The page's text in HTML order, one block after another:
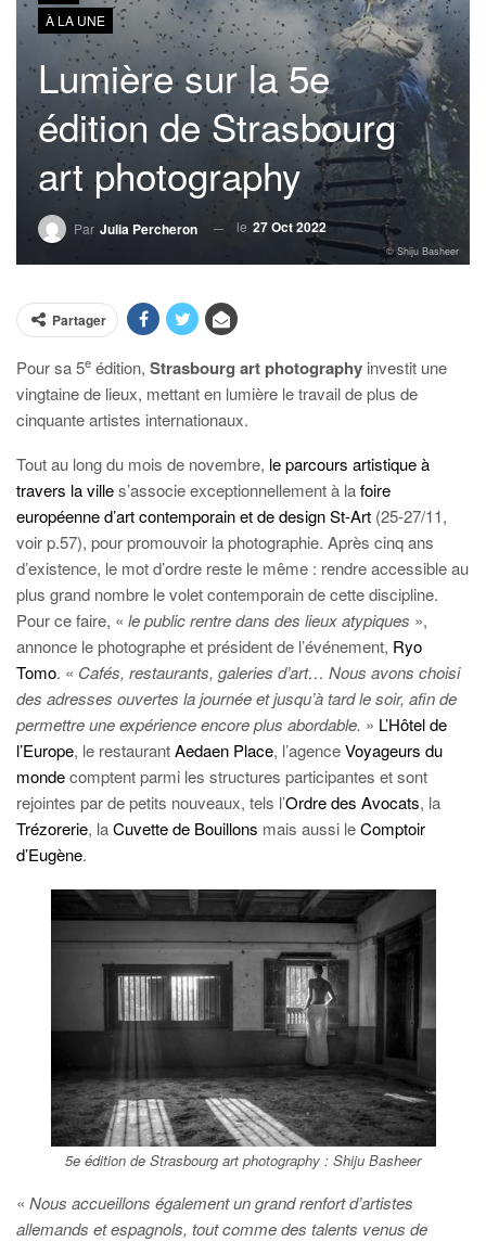
À LA UNE
Lumière sur la 5e
édition de Strasbourg
art photography
Par Julia Percheron le 27 Oct 2022
© Shiju Basheer
Partager
Pour sa 5e édition, Strasbourg art photography investit une
vingtaine de lieux, mettant en lumière le travail de plus de
cinquante artistes internationaux.
Tout au long du mois de novembre, le parcours artistique à
travers la villes’associe exceptionnellement à lafoire
européenne d’art contemporain et de design St-Art (25-27/11,
voir p.57), pour promouvoir la photographie. Après cinq ans
d’existence, le mot d’ordre reste le même : rendre accessible au
plus grand nombre le volet contemporain de cette discipline.
Pour ce faire, « le public rentre dans des lieux atypiques »,
annonce le photographe et président de l’événement, Ryo
Tomo. « Cafés, restaurants, galeries d’art… Nous avons choisi
des adresses ouvertes la journée et jusqu’à tard le soir, afin de
permettre une expérience encore plus abordable. » L’Hôtel de
l’Europe, le restaurantAedaen Place, l’agenceVoyageurs du
mondecomptent parmi les structures participantes et sont
rejointes par de petits nouveaux, tels l’Ordre des Avocats, la
Trézorerie, laCuvette de Bouillons mais aussi leComptoir
d’Eugène.
5e édition de Strasbourg art photography : Shiju Basheer
« Nous accueillons également un grand renfort d’artistes
allemands et espagnols, tout comme des talents venus de